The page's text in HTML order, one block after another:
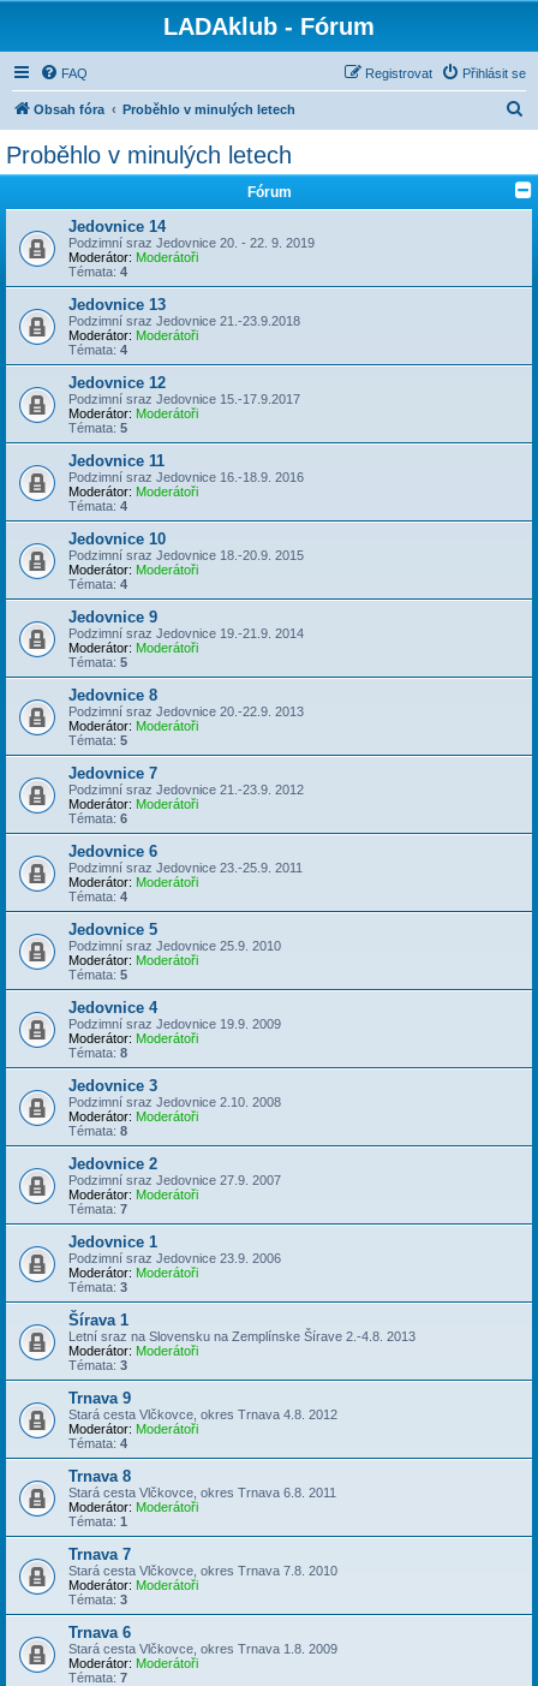
LADAklub - Fórum
FAQ Přihlásit se
Registrovat
Obsah fóra Proběhlo v minulých letech
d
Proběhlo v minulých letech
Fórum
Jedovnice 14
Podzimní sraz Jedovnice 20. - 22. 9. 2019
Moderátor: Moderátoři
Témata: 4
Jedovnice 13
Podzimní sraz Jedovnice 21.-23.9.2018
Moderátor: Moderátoři
Témata: 4
Jedovnice 12
Podzimní sraz Jedovnice 15.-17.9.2017
Moderátor: Moderátoři
Témata: 5
Jedovnice 11
Podzimní sraz Jedovnice 16.-18.9. 2016
Moderátor: Moderátoři
Témata: 4
Jedovnice 10
Podzimní sraz Jedovnice 18.-20.9. 2015
Moderátor: Moderátoři
Témata: 4
Jedovnice 9
Podzimní sraz Jedovnice 19.-21.9. 2014
Moderátor: Moderátoři
Témata: 5
Jedovnice 8
Podzimní sraz Jedovnice 20.-22.9. 2013
Moderátor: Moderátoři
Témata: 5
Jedovnice 7
Podzimní sraz Jedovnice 21.-23.9. 2012
Moderátor: Moderátoři
Témata: 6
Jedovnice 6
Podzimní sraz Jedovnice 23.-25.9. 2011
Moderátor: Moderátoři
Témata: 4
Jedovnice 5
Podzimní sraz Jedovnice 25.9. 2010
Moderátor: Moderátoři
Témata: 5
Jedovnice 4
Podzimní sraz Jedovnice 19.9. 2009
Moderátor: Moderátoři
Témata: 8
Jedovnice 3
Podzimní sraz Jedovnice 2.10. 2008
Moderátor: Moderátoři
Témata: 8
Jedovnice 2
Podzimní sraz Jedovnice 27.9. 2007
Moderátor: Moderátoři
Témata: 7
Jedovnice 1
Podzimní sraz Jedovnice 23.9. 2006
Moderátor: Moderátoři
Témata: 3
Šírava 1
Letní sraz na Slovensku na Zemplínske Šírave 2.-4.8. 2013
Moderátor: Moderátoři
Témata: 3
Trnava 9
Stará cesta Vlčkovce, okres Trnava 4.8. 2012
Moderátor: Moderátoři
Témata: 4
Trnava 8
Stará cesta Vlčkovce, okres Trnava 6.8. 2011
Moderátor: Moderátoři
Témata: 1
Trnava 7
Stará cesta Vlčkovce, okres Trnava 7.8. 2010
Moderátor: Moderátoři
Témata: 3
Trnava 6
Stará cesta Vlčkovce, okres Trnava 1.8. 2009
Moderátor: Moderátoři
Témata: 7